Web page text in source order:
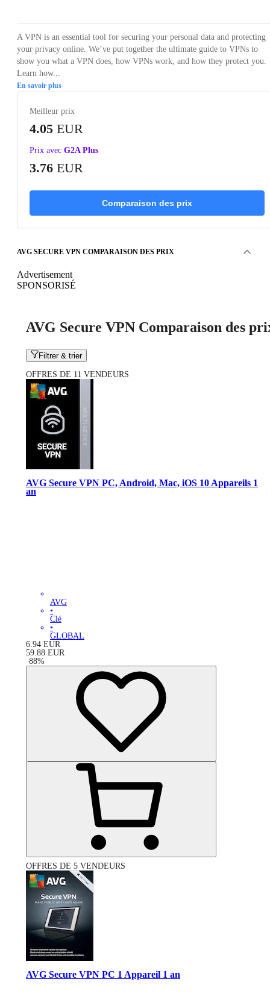
A VPN is an essential tool for securing your personal data and protecting
your privacy online. We’ve put together the ultimate guide to VPNs to
show you what a VPN does, how VPNs work, and how they protect you.
Learn how...
En savoir plus
Meilleur prix
4.05 EUR
Prix avec G2A Plus
3.76 EUR
Comparaison des prix
AVG SECURE VPN COMPARAISON DES PRIX
Advertisement
SPONSORISÉ
AVG Secure VPN Comparaison des
Filtrer & trier
OFFRES DE 11 VENDEURS
AVG Secure VPN PC, Android, Mac, iOS 10 Appareils 1
an
AVG
•
Clé
•
GLOBAL
6.94 EUR
59.88 EUR
-88%
OFFRES DE 5 VENDEURS
AVG Secure VPN PC 1 Appareil 1 an